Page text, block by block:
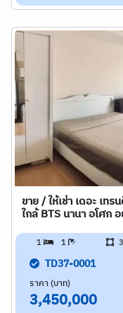
ขาย / ให้เช่า เดอะ เท
ใกล้ BTS นานา อโศก
1 1
TD37-0001
ราคา (บาท)
3,450,000